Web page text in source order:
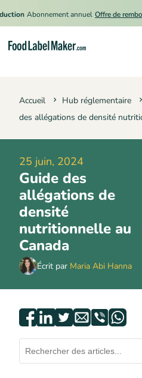
Abonnement annuel Offre de
Accueil Hub réglementaire
des allégations de densité
25 juin, 2024
Guide des
allégations de
densité
nutritionnelle au
Canada
Écrit par Maria Abi Hanna
Engager un expert
Ressources
Conditions générales
Politique de confidentialité